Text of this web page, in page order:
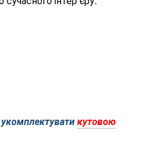
кутовою